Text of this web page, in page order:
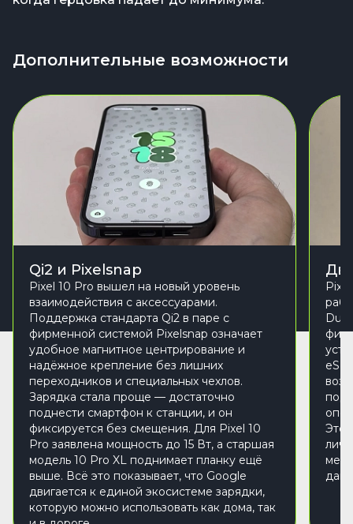
Дополнительные возможности
Qi2 и Pixelsnap
Pixel 10 Pro вышел на новый уровень
взаимодействия с аксессуарами.
Поддержка стандарта Qi2 в паре с
фирменной системой Pixelsnap означает
удобное магнитное центрирование и
надёжное крепление без лишних
переходников и специальных чехлов.
Зарядка стала проще — достаточно
поднести смартфон к станции, и он
фиксируется без смещения. Для Pixel 10
Pro заявлена мощность до 15 Вт, а старшая
модель 10 Pro XL поднимает планку ещё
выше. Всё это показывает, что Google
двигается к единой экосистеме зарядки,
которую можно использовать как дома, так
Это